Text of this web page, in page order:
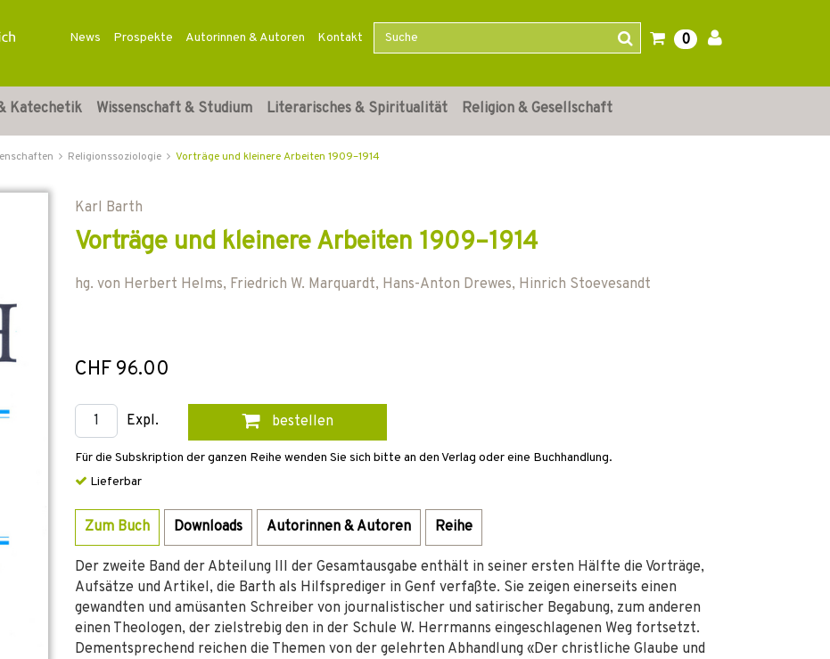
News Prospekte Autorinnen & Autoren Kontakt 0
Katechetik Wissenschaft & Studium Literarisches & Spiritualität Religion & Gesellschaft
Religionssoziologie Vorträge und kleinere Arbeiten 1909–1914
Karl Barth
Vorträge und kleinere Arbeiten 1909–1914
hg. von Herbert Helms, Friedrich W. Marquardt, Hans-Anton Drewes, Hinrich Stoevesandt
CHF 96.00
Expl. bestellen
Für die Subskription der ganzen Reihe wenden Sie sich bitte an den Verlag oder eine Buchhandlung.
Lieferbar
Zum Buch Downloads Autorinnen & Autoren Reihe
Der zweite Band der Abteilung III der Gesamtausgabe enthält in seiner ersten Hälfte die Vorträge,
Aufsätze und Artikel, die Barth als Hilfsprediger in Genf verfaßte. Sie zeigen einerseits einen
gewandten und amüsanten Schreiber von journalistischer und satirischer Begabung, zum anderen
einen Theologen, der zielstrebig den in der Schule W. Herrmanns eingeschlagenen Weg fortsetzt.
Dementsprechend reichen die Themen von der gelehrten Abhandlung «Der christliche Glaube und